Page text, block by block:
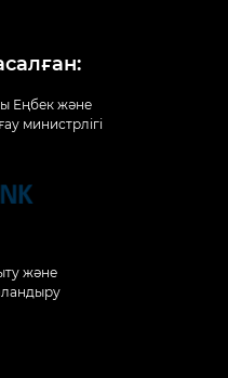
Еңбек және
министрлігі
және